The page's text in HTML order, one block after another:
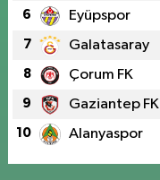
6 Eyüpspor
7 Galatasaray
8 Çorum FK
9 Gaziantep FK
10 Alanyaspor